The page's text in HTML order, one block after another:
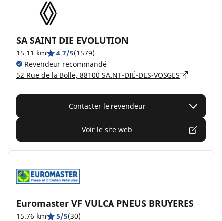
SA SAINT DIE EVOLUTION
15.11 km 4.7/5(1579)
Revendeur recommandé
52 Rue de la Bolle, 88100 SAINT-DIÉ-DES-VOSGES
Contacter le revendeur
Voir le site web
Euromaster VF VULCA PNEUS BRUYERES
15.76 km 5/5(30)